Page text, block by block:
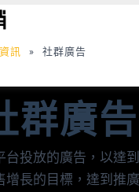
訊 » 社群廣告
群廣告
台投放的廣告，以達
增長的目標，達到推